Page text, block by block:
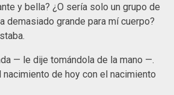
y bella? ¿O sería solo un grupo de
demasiado grande para mí cuerpo?
— le dije tomándola de la mano —.
nacimiento de hoy con el nacimiento